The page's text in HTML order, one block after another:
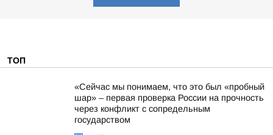
ТОП
«Сейчас мы понимаем, что это был «пробный
шар» – первая проверка России на прочность
через конфликт с сопредельным
государством